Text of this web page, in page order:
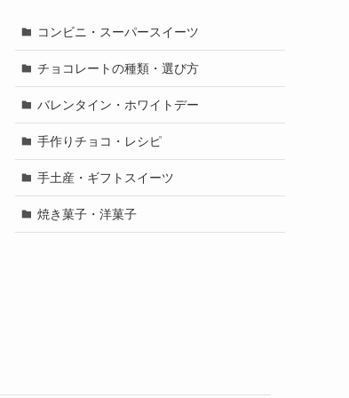
コンビニ・スーパースイーツ
チョコレートの種類・選び方
バレンタイン・ホワイトデー
手作りチョコ・レシピ
手土産・ギフトスイーツ
焼き菓子・洋菓子